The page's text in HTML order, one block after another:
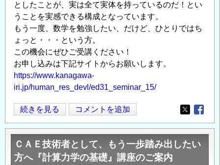
としたことが、実は全て実体を持っているのだ！とい
うことを実感できる構成となっています。
もう一度、数学を勉強したい、だけど、ひとりではち
ょっと・・・という方。
この機会にぜひご受講ください！
お申し込みは下記サイトからお願いします。
https://www.kanagawa-
iri.jp/human_res_devl/ed31_seminar_15/
「研
究
者、
技
術
続きを見る コメントを追加
Opens in
ＣＡＥ技術者として、もう一歩踏み出したい
方へ『計算力学の基礎』講座のご案内